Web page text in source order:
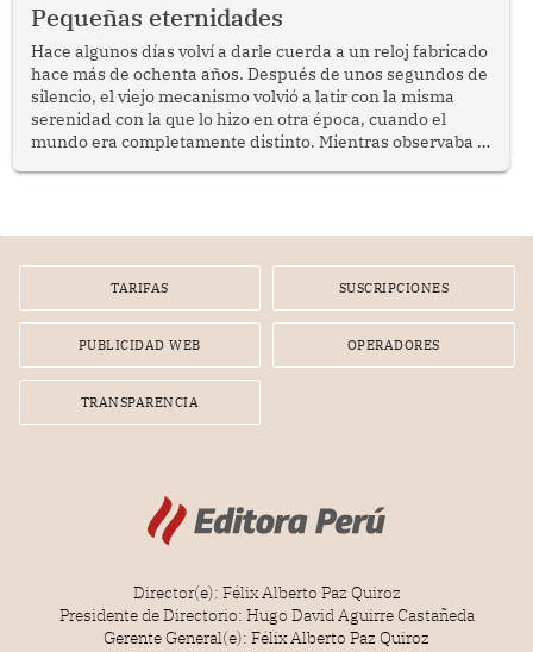
reflexionar sobre la importancia de fortalecer las políticas
públicas dirigidas a los adultos mayores en pobreza.
Pequeñas eternidades
Hace algunos días volví a darle cuerda a un reloj fabricado
hace más de ochenta años. Después de unos segundos de
silencio, el viejo mecanismo volvió a latir con la misma
serenidad con la que lo hizo en otra época, cuando el
mundo era completamente distinto. Mientras observaba el
TARIFAS SUSCRIPCIONES
PUBLICIDAD WEB OPERADORES
TRANSPARENCIA
Director(e): Félix Alberto Paz Quiroz
Presidente de Directorio: Hugo David Aguirre Castañeda
Gerente General(e): Félix Alberto Paz Quiroz